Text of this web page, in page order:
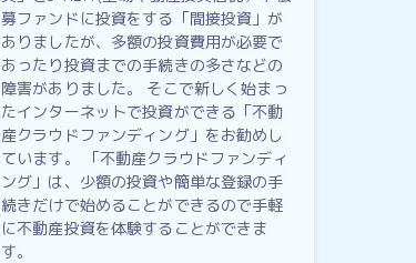
募ファンドに投資をする「間接投資」が
ありましたが、多額の投資費用が必要で
あったり投資までの手続きの多さなどの
障害がありました。 そこで新しく始まっ
たインターネットで投資ができる「不動
産クラウドファンディング」をお勧めし
ています。 「不動産クラウドファンディ
ング」は、少額の投資や簡単な登録の手
続きだけで始めることができるので手軽
に不動産投資を体験することができま
す。